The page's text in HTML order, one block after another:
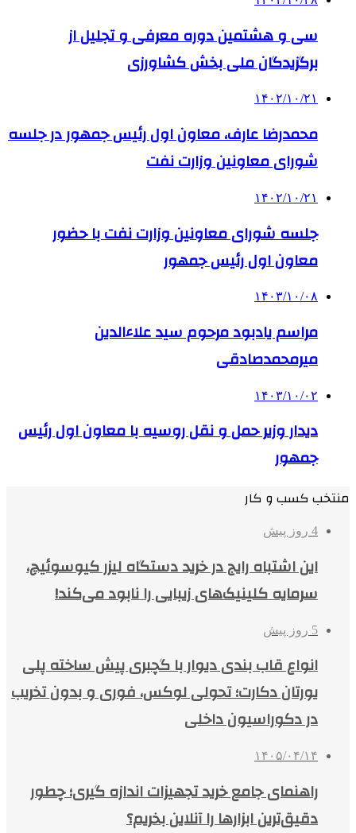
سی و هشتمین دوره معرفی و تجلیل از
برگزیدگان ملی بخش کشاورزی
۱۴۰۲/۱۰/۲۱
محمدرضا عارف، معاون اول رئیس جمهور در جلسه
شورای معاونین وزارت نفت
۱۴۰۲/۱۰/۲۱
جلسه شورای معاونین وزارت نفت با حضور
معاون اول رئیس جمهور
۱۴۰۳/۱۰/۰۸
مراسم یادبود مرحوم سید علاءالدین
میرمحمدصادقی
۱۴۰۳/۱۰/۰۲
دیدار وزیر حمل و نقل روسیه با معاون اول رئیس
جمهور
منتخب کسب و کار
4 روز پیش
این اشتباه رایج در خرید دستگاه لیزر کیوسوئیچ،
سرمایه کلینیک‌های زیبایی را نابود می‌کند!
5 روز پیش
انواع قاب بندی دیوار با گچبری پیش ساخته پلی
یورتان دکارت؛ تحولی لوکس، فوری و بدون تخریب
در دکوراسیون داخلی
۱۴۰۵/۰۴/۱۴
راهنمای جامع خرید تجهیزات اندازه گیری؛ چطور
دقیق‌ترین ابزارها را آنلاین بخریم؟